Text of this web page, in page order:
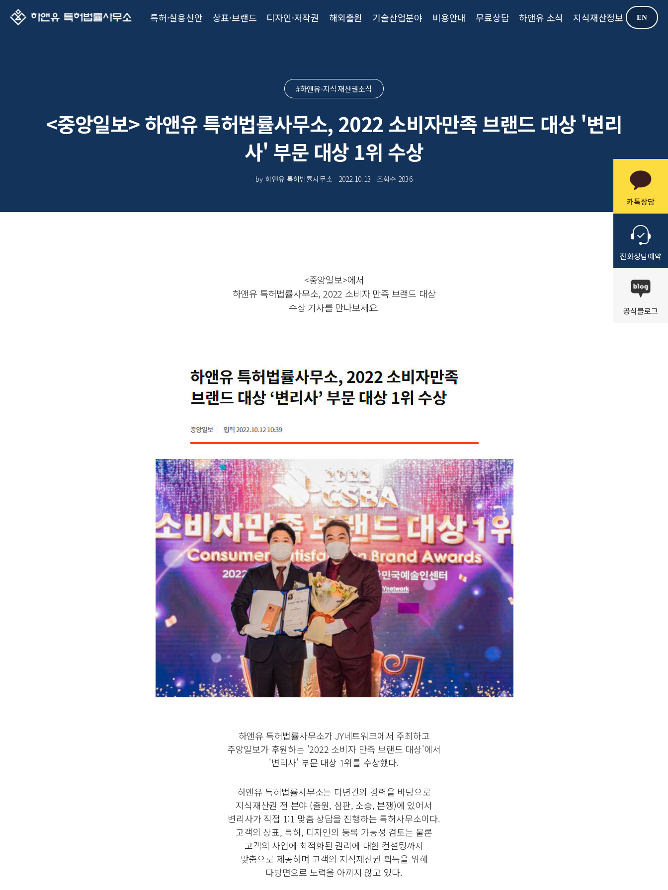
특허·실용신안 상표·브랜드 디자인·저작권 해외출원 기술산업분야 비용안내 무료상담 하앤유 소식 지식재산정보 EN
카톡상담
전화상담예약
공식블로그
#하앤유-지식재산권소식
<중앙일보> 하앤유 특허법률사무소, 2022 소비자만족 브랜드 대상 '변리
사' 부문 대상 1위 수상
by 하앤유 특허법률사무소 2022.10.13 조회수 2036
<중앙일보>에서
하앤유 특허법률사무소, 2022 소비자 만족 브랜드 대상
수상 기사를 만나보세요.
하앤유 특허법률사무소가 JY네트워크에서 주최하고
주앙일보가 후원하는 '2022 소비자 만족 브랜드 대상'에서
'변리사' 부문 대상 1위를 수상했다.
하앤유 특허법률사무소는 다년간의 경력을 바탕으로
지식재산권 전 분야 (출원, 심판, 소송, 분쟁)에 있어서
변리사가 직접 1:1 맞춤 상담을 진행하는 특허사무소이다.
고객의 상표, 특허, 디자인의 등록 가능성 검토는 물론
고객의 사업에 최적화된 권리에 대한 컨설팅까지
맞춤으로 제공하며 고객의 지식재산권 획득을 위해
다방면으로 노력을 아끼지 않고 있다.